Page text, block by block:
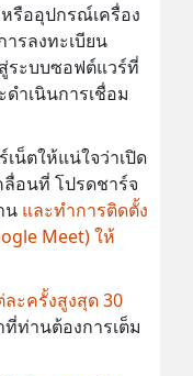
รืออุปกรณ์เครื่อง
รลงทะเบียน
ระบบซอฟต์แวร์ที่
ำเนินการเชื่อม
น็ตให้แน่ใจว่าเปิด
อนที่ โปรดชาร์จ
น และทำการติดตั้ง
Meet) ให้
ละครั้งสูงสุด 30
ท่านต้องการเต็ม